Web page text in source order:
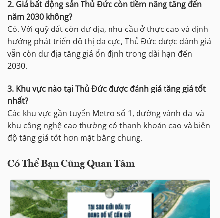
2. Giá bất động sản Thủ Đức còn tiềm năng tăng đến
năm 2030 không?
Có. Với quỹ đất còn dư địa, nhu cầu ở thực cao và định
hướng phát triển đô thị đa cực, Thủ Đức được đánh giá
vẫn còn dư địa tăng giá ổn định trong dài hạn đến
2030.
3. Khu vực nào tại Thủ Đức được đánh giá tăng giá tốt
nhất?
Các khu vực gần tuyến Metro số 1, đường vành đai và
khu công nghệ cao thường có thanh khoản cao và biên
độ tăng giá tốt hơn mặt bằng chung.
Có Thể Bạn Cũng Quan Tâm